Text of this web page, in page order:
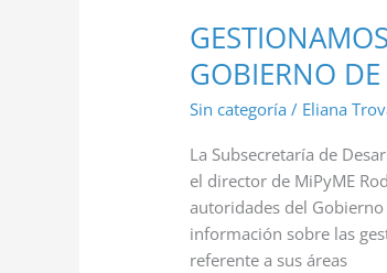
GOBIERNO
Sin categoría / Eliana
La Subsecretaría de
el director de MiPyME
autoridades del
información sobre las
referente a sus áreas